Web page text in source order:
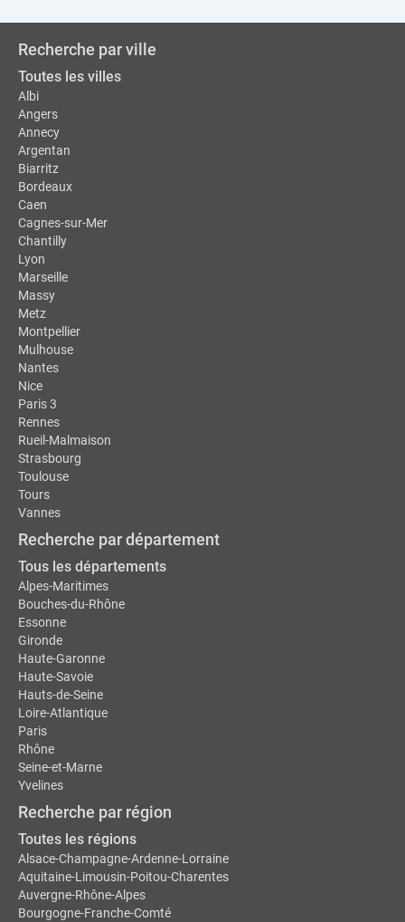
Recherche par ville
Toutes les villes
Albi
Angers
Annecy
Argentan
Biarritz
Bordeaux
Caen
Cagnes-sur-Mer
Chantilly
Lyon
Marseille
Massy
Metz
Montpellier
Mulhouse
Nantes
Nice
Paris 3
Rennes
Rueil-Malmaison
Strasbourg
Toulouse
Tours
Vannes
Recherche par département
Tous les départements
Alpes-Maritimes
Bouches-du-Rhône
Essonne
Gironde
Haute-Garonne
Haute-Savoie
Hauts-de-Seine
Loire-Atlantique
Paris
Rhône
Seine-et-Marne
Yvelines
Recherche par région
Toutes les régions
Alsace-Champagne-Ardenne-Lorraine
Aquitaine-Limousin-Poitou-Charentes
Auvergne-Rhône-Alpes
Bourgogne-Franche-Comté